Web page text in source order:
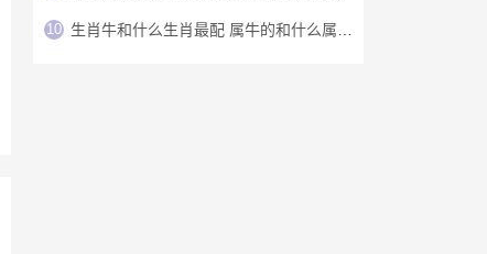
10 生肖牛和什么生肖最配 属牛的和什么属相最配